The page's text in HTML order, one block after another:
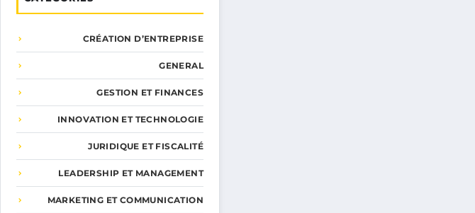
CRÉATION D’ENTREPRISE
GENERAL
GESTION ET FINANCES
INNOVATION ET TECHNOLOGIE
JURIDIQUE ET FISCALITÉ
LEADERSHIP ET MANAGEMENT
MARKETING ET COMMUNICATION